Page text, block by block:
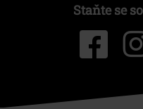
Staňte se